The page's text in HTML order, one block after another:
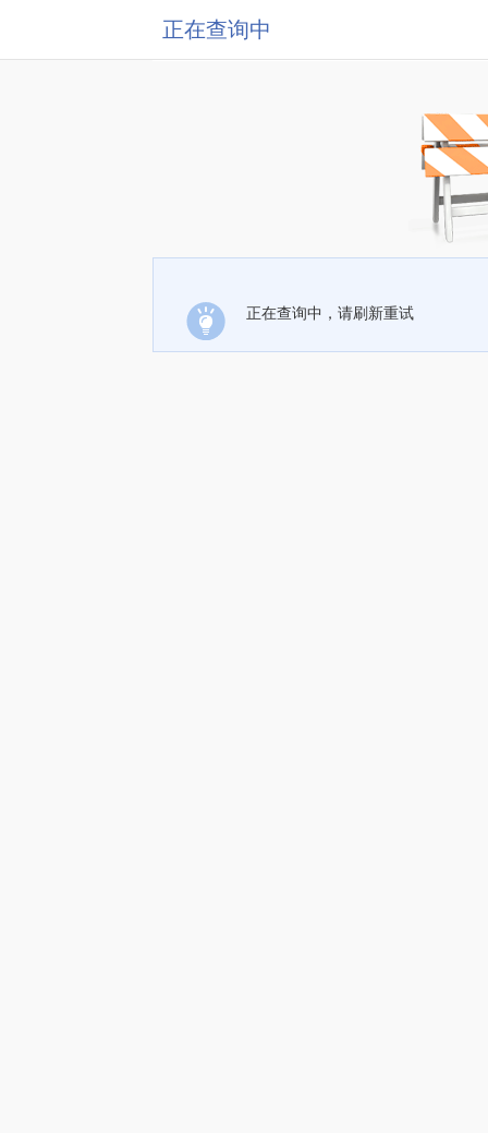
正在查询中
正在查询中，请刷新重试